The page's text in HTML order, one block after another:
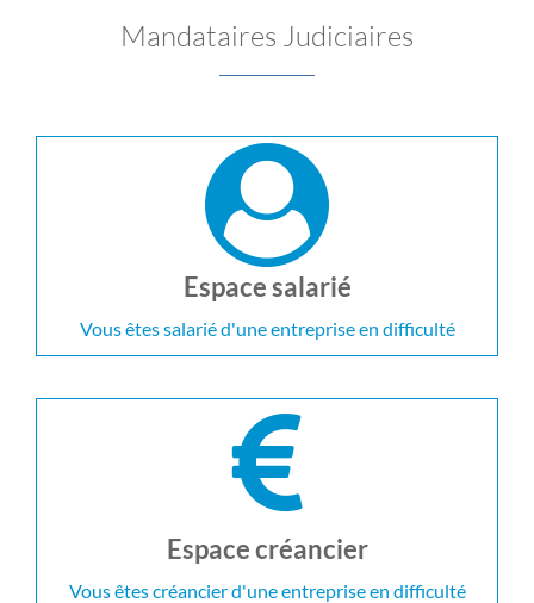
Mandataires Judiciaires
Espace salarié
Vous êtes salarié d'une entreprise en difficulté
Espace créancier
Vous êtes créancier d'une entreprise en difficulté